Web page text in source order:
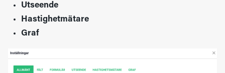
Utseende
Hastighetmätare
Graf